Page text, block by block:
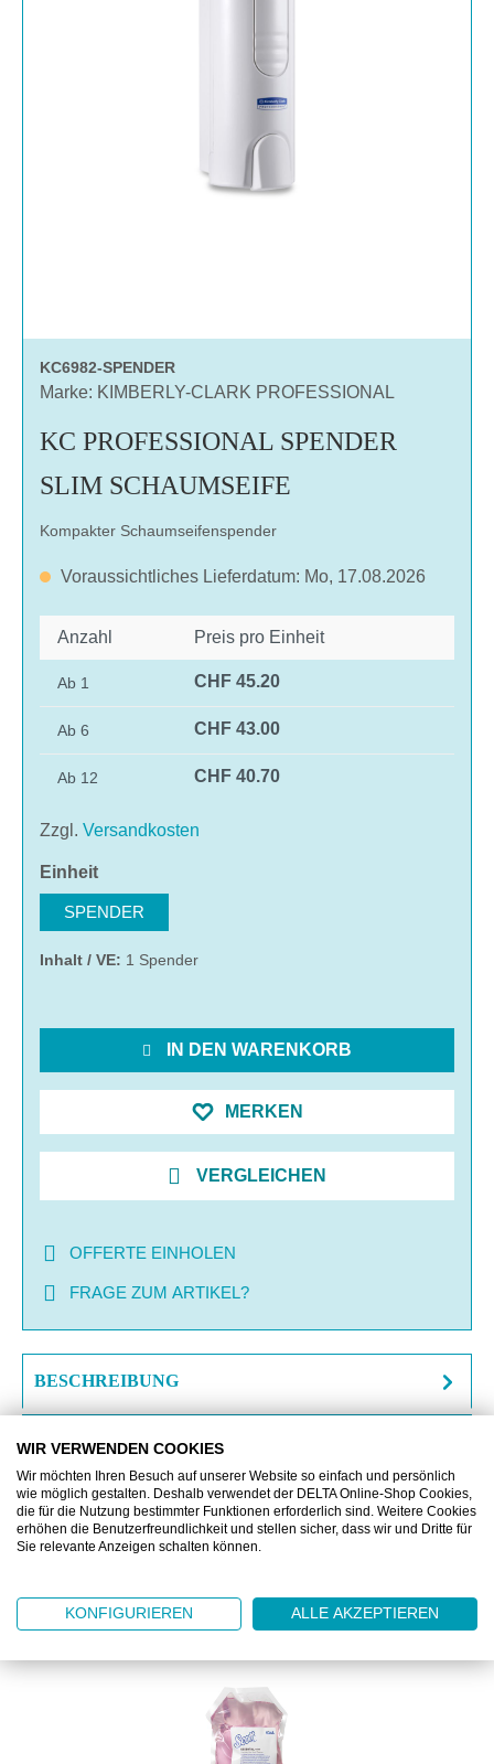
KC6982-SPENDER
Marke: KIMBERLY-CLARK PROFESSIONAL
KC PROFESSIONAL SPENDER
SLIM SCHAUMSEIFE
Kompakter Schaumseifenspender
Voraussichtliches Lieferdatum: Mo, 17.08.2026
Anzahl Preis pro Einheit
Ab 1 CHF 45.20
Ab 6 CHF 43.00
Ab 12 CHF 40.70
Zzgl. Versandkosten
Einheitauswählen
SPENDER
Inhalt / VE: 1 Spender
IN DEN WARENKORB
MERKEN
VERGLEICHEN
OFFERTE EINHOLEN
FRAGE ZUM ARTIKEL?
BESCHREIBUNG
DOWNLOAD
Produktgalerie überspringen
Zubehör
WIR VERWENDEN COOKIES
Wir möchten Ihren Besuch auf unserer Website so einfach und persönlich
wie möglich gestalten. Deshalb verwendet der DELTA Online-Shop Cookies,
die für die Nutzung bestimmter Funktionen erforderlich sind. Weitere Cookies
erhöhen die Benutzerfreundlichkeit und stellen sicher, dass wir und Dritte für
Sie relevante Anzeigen schalten können.
KONFIGURIEREN ALLE AKZEPTIEREN